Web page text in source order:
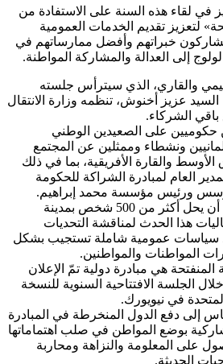
في لقاء هذه السنة على الاستفادة من
لتعزيز تقديم الخدمات العمومية
خبراتهم وأفضل ممارساتهم في
إلى العدالة والمشاركة المواطنة.
والقاري، الذي سيترأس جلسته
السيد عزيز أخنوش، تنظمه وزارة الانتقال
باقي الشركاء.
على الصعيدين الوطني
ونشطاء وممثلين عن المجتمع
والقارة الأفريقية، بما في ذلك
العام لمبادرة الشراكة للحكومة
مؤسس ورئيس مؤسسة محمد إبراهيم.
ومن المتوقع حسب البلاغ أن يحل أكثر من 500 شخص بمدينة
هذا الحدث لمناقشة التحديات
سياسات عمومية شاملة تستجيب بشكل
المواطنات والمواطنين.
هي مبادرة دولية تمّ الإعلان
عنها في 20 سبتمبر 2011 خلال الجلسة الافتتاحية السنوية للنسخة
إلى دفع الدول المنخرطة في المبادرة
بوضع المواطن في صلب اهتماماتها
على المعلومة والنزاهة ومحاربة
الحديثة.